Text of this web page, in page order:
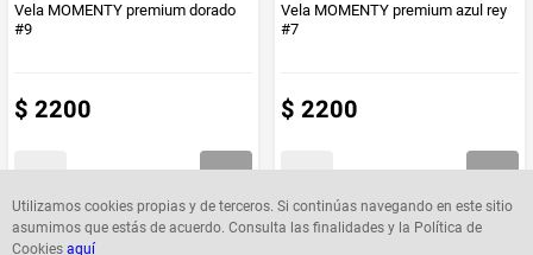
Utilizamos cookies propias y de terceros. Si continúas navegando en este sitio
asumimos que estás de acuerdo. Consulta las finalidades y la Política de
Cookies aquí
Vela MOMENTY premium dorado
#9
$ 2200
Vela MOMENTY premium azul rey
#7
$ 2200